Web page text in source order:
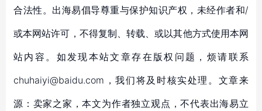
合法性。出海易倡导尊重与保护知识产权，未经作者和/
或本网站许可，不得复制、转载、或以其他方式使用本网
站内容。如发现本站文章存在版权问题，烦请联系
chuhaiyi@baidu.com，我们将及时核实处理。文章来
源：卖家之家，本文为作者独立观点，不代表出海易立